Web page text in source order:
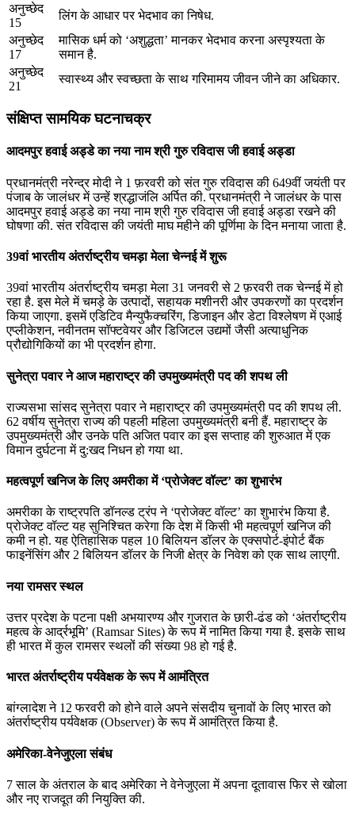
अनुच्छेद
15
लिंग के आधार पर भेदभाव का निषेध.
अनुच्छेद
17
मासिक धर्म को ‘अशुद्धता’ मानकर भेदभाव करना अस्पृश्यता के
समान है.
अनुच्छेद
21
स्वास्थ्य और स्वच्छता के साथ गरिमामय जीवन जीने का अधिकार.
संक्षिप्त सामयिक घटनाचक्र
आदमपुर हवाई अड्डे का नया नाम श्री गुरु रविदास जी हवाई अड्डा
प्रधानमंत्री नरेन्‍द्र मोदी ने 1 फ़रवरी को संत गुरु रविदास की 649वीं जयंती पर
पंजाब के जालंधर में उन्‍हें श्रद्धाजंलि अर्पित की. प्रधानमंत्री ने जालंधर के पास
आदमपुर हवाई अड्डे का नया नाम श्री गुरु रविदास जी हवाई अड्डा रखने की
घोषणा की. संत रविदास की जयंती माघ महीने की पूर्णिमा के दिन मनाया जाता है.
39वां भारतीय अंतर्राष्ट्रीय चमड़ा मेला चेन्नई में शुरू
39वां भारतीय अंतर्राष्ट्रीय चमड़ा मेला 31 जनवरी से 2 फ़रवरी तक चेन्नई में हो
रहा है. इस मेले में चमड़े के उत्पादों, सहायक मशीनरी और उपकरणों का प्रदर्शन
किया जाएगा. इसमें एडिटिव मैन्युफैक्चरिंग, डिजाइन और डेटा विश्लेषण में एआई
एप्लीकेशन, नवीनतम सॉफ्टवेयर और डिजिटल उद्यमों जैसी अत्याधुनिक
प्रौद्योगिकियों का भी प्रदर्शन होगा.
सुनेत्रा पवार ने आज महाराष्ट्र की उपमुख्यमंत्री पद की शपथ ली
राज्यसभा सांसद सुनेत्रा पवार ने महाराष्ट्र की उपमुख्यमंत्री पद की शपथ ली.
62 वर्षीय सुनेत्रा राज्य की पहली महिला उपमुख्यमंत्री बनी हैं. महाराष्ट्र के
उपमुख्यमंत्री और उनके पति अजित पवार का इस सप्ताह की शुरुआत में एक
विमान दुर्घटना में दु:खद निधन हो गया था.
महत्वपूर्ण खनिज के लिए अमरीका में ‘प्रोजेक्ट वॉल्ट’ का शुभारंभ
अमरीका के राष्ट्रपति डॉनल्ड ट्रंप ने ‘प्रोजेक्ट वॉल्ट’ का शुभारंभ किया है.
प्रोजेक्ट वॉल्ट यह सुनिश्चित करेगा कि देश में किसी भी महत्वपूर्ण खनिज की
कमी न हो. यह ऐतिहासिक पहल 10 बिलियन डॉलर के एक्सपोर्ट-इंपोर्ट बैंक
फाइनेंसिंग और 2 बिलियन डॉलर के निजी क्षेत्र के निवेश को एक साथ लाएगी.
नया रामसर स्थल
उत्तर प्रदेश के पटना पक्षी अभयारण्य और गुजरात के छारी-ढंड को ‘अंतर्राष्ट्रीय
महत्व के आर्द्रभूमि’ (Ramsar Sites) के रूप में नामित किया गया है. इसके साथ
ही भारत में कुल रामसर स्थलों की संख्या 98 हो गई है.
भारत अंतर्राष्ट्रीय पर्यवेक्षक के रूप में आमंत्रित
बांग्लादेश ने 12 फरवरी को होने वाले अपने संसदीय चुनावों के लिए भारत को
अंतर्राष्ट्रीय पर्यवेक्षक (Observer) के रूप में आमंत्रित किया है.
अमेरिका-वेनेजुएला संबंध
7 साल के अंतराल के बाद अमेरिका ने वेनेजुएला में अपना दूतावास फिर से खोला
और नए राजदूत की नियुक्ति की.